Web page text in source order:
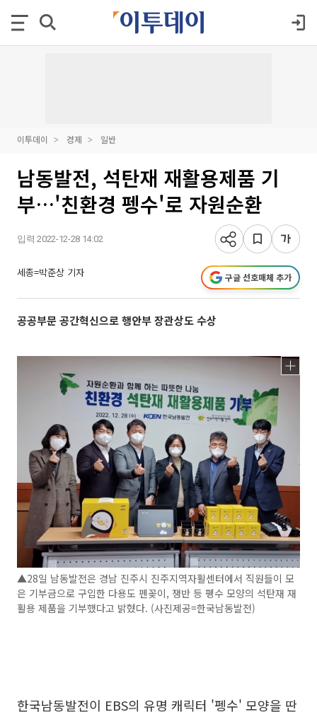
이투데이 경제 일반
남동발전, 석탄재 재활용제품 기
부…'친환경 펭수'로 자원순환
입력 2022-12-28 14:02
세종=박준상 기자 구글 선호매체 추가
공공부문 공간혁신으로 행안부 장관상도 수상
▲28일 남동발전은 경남 진주시 진주지역자활센터에서 직원들이 모
은 기부금으로 구입한 다용도 펜꽂이, 쟁반 등 펭수 모양의 석탄재 재
활용 제품을 기부했다고 밝혔다. (사진제공=한국남동발전)
한국남동발전이 EBS의 유명 캐릭터 '펭수' 모양을 딴